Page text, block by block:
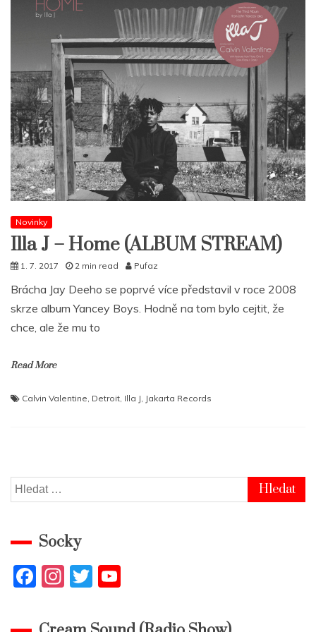
Novinky
Illa J – Home (ALBUM STREAM)
1. 7. 2017 2 min read Pufaz
Brácha Jay Deeho se poprvé více představil v roce 2008
skrze album Yancey Boys. Hodně na tom bylo cejtit, že
chce, ale že mu to
Read More
Calvin Valentine, Detroit, Illa J, Jakarta Records
Vyhledávání
Socky
F
c
In
a
T
itt u